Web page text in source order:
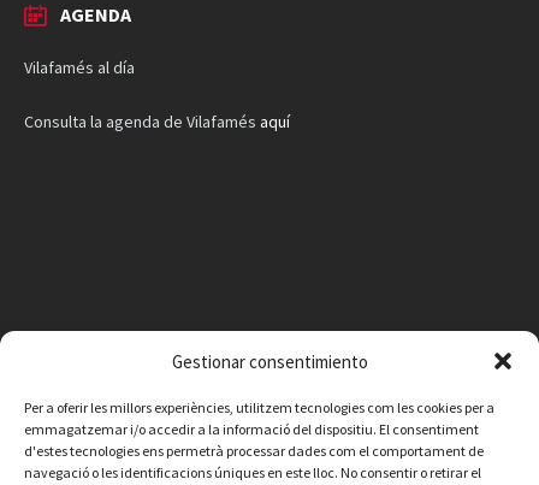
Gestionar consentimiento
Per a oferir les millors experiències, utilitzem tecnologies com les cookies per a
emmagatzemar i/o accedir a la informació del dispositiu. El consentiment
d'estes tecnologies ens permetrà processar dades com el comportament de
navegació o les identificacions úniques en este lloc. No consentir o retirar el
AGENDA
Vilafamés al día
Consulta la agenda de Vilafamés aquí